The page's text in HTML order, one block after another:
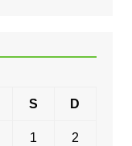
S D
1 2